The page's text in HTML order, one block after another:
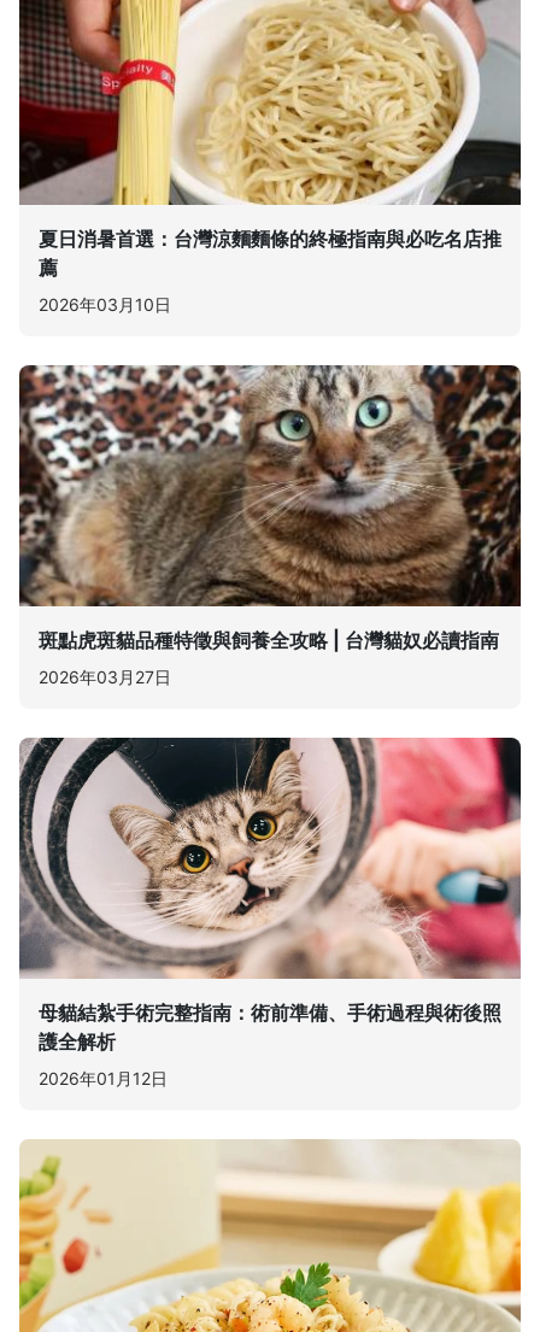
夏日消暑首選：台灣涼麵麵條的終極指南與必吃名店推
薦
2026年03月10日
斑點虎斑貓品種特徵與飼養全攻略 | 台灣貓奴必讀指南
2026年03月27日
母貓結紮手術完整指南：術前準備、手術過程與術後照
護全解析
2026年01月12日